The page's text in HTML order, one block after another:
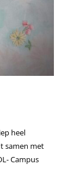
heel
samen met
Campus